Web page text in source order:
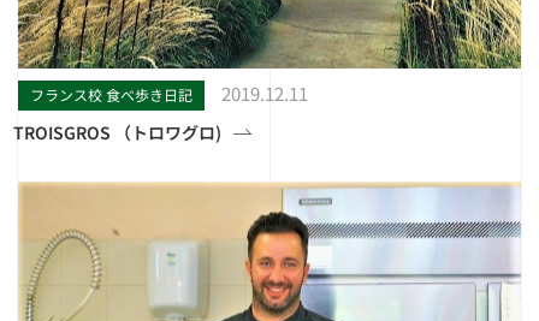
フランス校 食べ歩き日記 2019.12.11
TROISGROS （トロワグロ)